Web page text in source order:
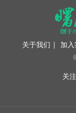
关于我们 | 加
关